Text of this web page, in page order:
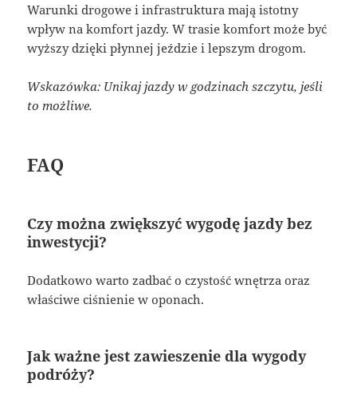
Warunki drogowe i infrastruktura mają istotny
wpływ na komfort jazdy. W trasie komfort może być
wyższy dzięki płynnej jeździe i lepszym drogom.
Wskazówka: Unikaj jazdy w godzinach szczytu, jeśli
to możliwe.
FAQ
Czy można zwiększyć wygodę jazdy bez
inwestycji?
Dodatkowo warto zadbać o czystość wnętrza oraz
właściwe ciśnienie w oponach.
Jak ważne jest zawieszenie dla wygody
podróży?